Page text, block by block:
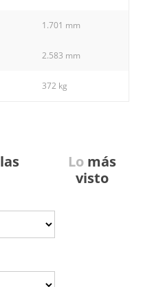
1.701 mm
2.583 mm
372 kg
Lo más
visto